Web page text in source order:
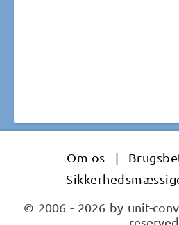
Om os |
© 2006 - 2026 by unit-
reserved.